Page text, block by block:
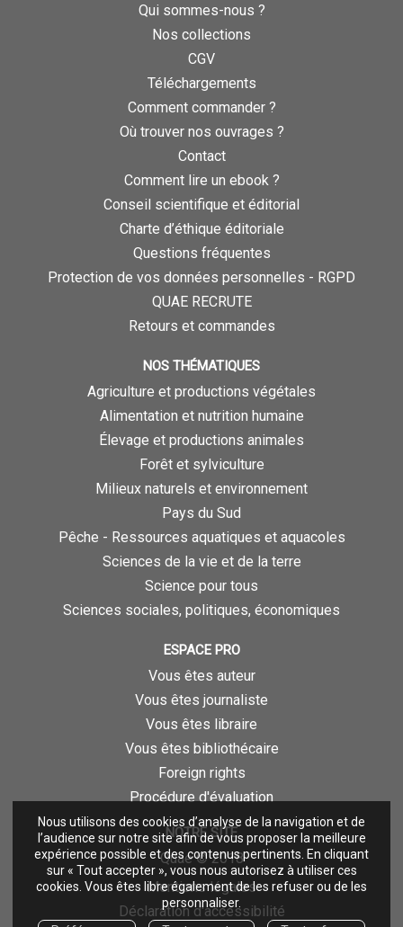
Nous utilisons des cookies d’analyse de la navigation et de
l’audience sur notre site afin de vous proposer la meilleure
expérience possible et des contenus pertinents. En cliquant
sur « Tout accepter », vous nous autorisez à utiliser ces
cookies. Vous êtes libre également de les refuser ou de les
personnaliser.
Qui sommes-nous ?
Nos collections
CGV
Téléchargements
Comment commander ?
Où trouver nos ouvrages ?
Contact
Comment lire un ebook ?
Conseil scientifique et éditorial
Charte d’éthique éditoriale
Questions fréquentes
Protection de vos données personnelles - RGPD
QUAE RECRUTE
Retours et commandes
NOS THÉMATIQUES
Agriculture et productions végétales
Alimentation et nutrition humaine
Élevage et productions animales
Forêt et sylviculture
Milieux naturels et environnement
Pays du Sud
Pêche - Ressources aquatiques et aquacoles
Sciences de la vie et de la terre
Science pour tous
Sciences sociales, politiques, économiques
ESPACE PRO
Vous êtes auteur
Vous êtes journaliste
Vous êtes libraire
Vous êtes bibliothécaire
Foreign rights
Procédure d'évaluation
NOTRE SITE
Quae © 2018
Mentions légales
Déclaration d'accessibilité